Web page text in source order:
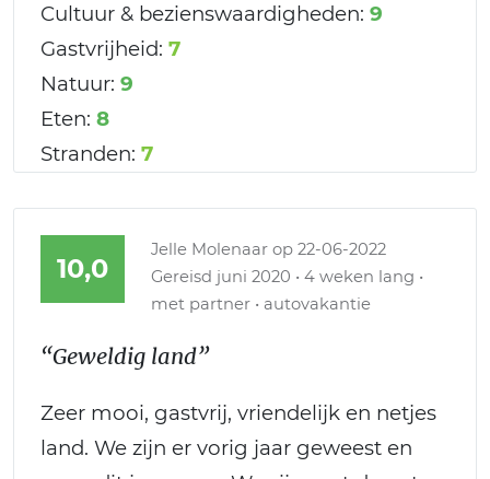
Cultuur & bezienswaardigheden: 9
Gastvrijheid: 7
Natuur: 9
Eten: 8
Stranden: 7
10,0
Jelle Molenaar op 22-06-2022
Gereisd juni 2020 • 4 weken lang •
met partner • autovakantie
“Geweldig land”
Zeer mooi, gastvrij, vriendelijk en netjes
land. We zijn er vorig jaar geweest en